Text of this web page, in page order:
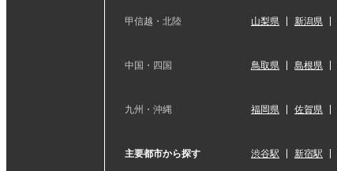
甲信越・北陸 山梨県 新潟県
中国・四国 鳥取県 島根県
九州・沖縄 福岡県 佐賀県
主要都市から探す 渋谷駅 新宿駅